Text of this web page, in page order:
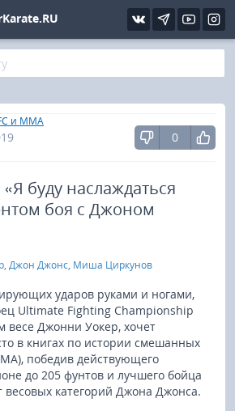
и MMA
0
буду наслаждаться
боя с Джоном
, Джон Джонс, Миша Циркунов
ударов руками и ногами,
Ultimate Fighting Championship
весе Джонни Уокер, хочет
в книгах по истории смешанных
победив действующего
до 205 фунтов и лучшего бойца
весовых категорий Джона Джонса.